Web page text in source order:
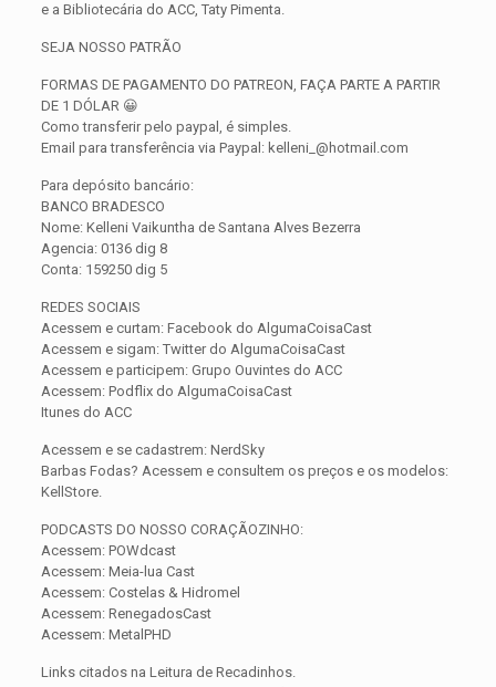
e a Bibliotecária do ACC, Taty Pimenta.
SEJA NOSSO PATRÃO
FORMAS DE PAGAMENTO DO PATREON, FAÇA PARTE A PARTIR
DE 1 DÓLAR 😀
Como transferir pelo paypal, é simples.
Email para transferência via Paypal: kelleni_@hotmail.com
Para depósito bancário:
BANCO BRADESCO
Nome: Kelleni Vaikuntha de Santana Alves Bezerra
Agencia: 0136 dig 8
Conta: 159250 dig 5
REDES SOCIAIS
Acessem e curtam: Facebook do AlgumaCoisaCast
Acessem e sigam: Twitter do AlgumaCoisaCast
Acessem e participem: Grupo Ouvintes do ACC
Acessem: Podflix do AlgumaCoisaCast
Itunes do ACC
Acessem e se cadastrem: NerdSky
Barbas Fodas? Acessem e consultem os preços e os modelos:
KellStore.
PODCASTS DO NOSSO CORAÇÃOZINHO:
Acessem: POWdcast
Acessem: Meia-lua Cast
Acessem: Costelas & Hidromel
Acessem: RenegadosCast
Acessem: MetalPHD
Links citados na Leitura de Recadinhos.